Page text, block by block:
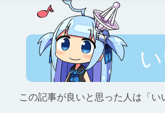
この記事が良いと思った人は「い